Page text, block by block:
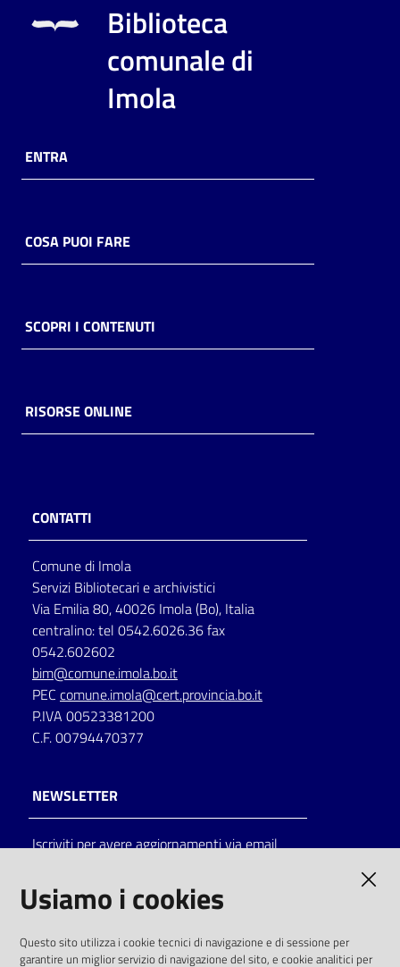
Orari
Biblioteca
comunale di
Imola
ENTRA
COSA PUOI FARE
SCOPRI I CONTENUTI
RISORSE ONLINE
CONTATTI
Comune di Imola
Servizi Bibliotecari e archivistici
Via Emilia 80, 40026 Imola (Bo), Italia
centralino: tel 0542.6026.36 fax
0542.602602
bim@comune.imola.bo.it
PEC comune.imola@cert.provincia.bo.it
P.IVA 00523381200
C.F. 00794470377
NEWSLETTER
Iscriviti per avere aggiornamenti via email
solo alle condizioni previste dalla direttiva
Usiamo i cookies
Questo sito utilizza i cookie tecnici di navigazione e di sessione per
garantire un miglior servizio di navigazione del sito, e cookie analitici per